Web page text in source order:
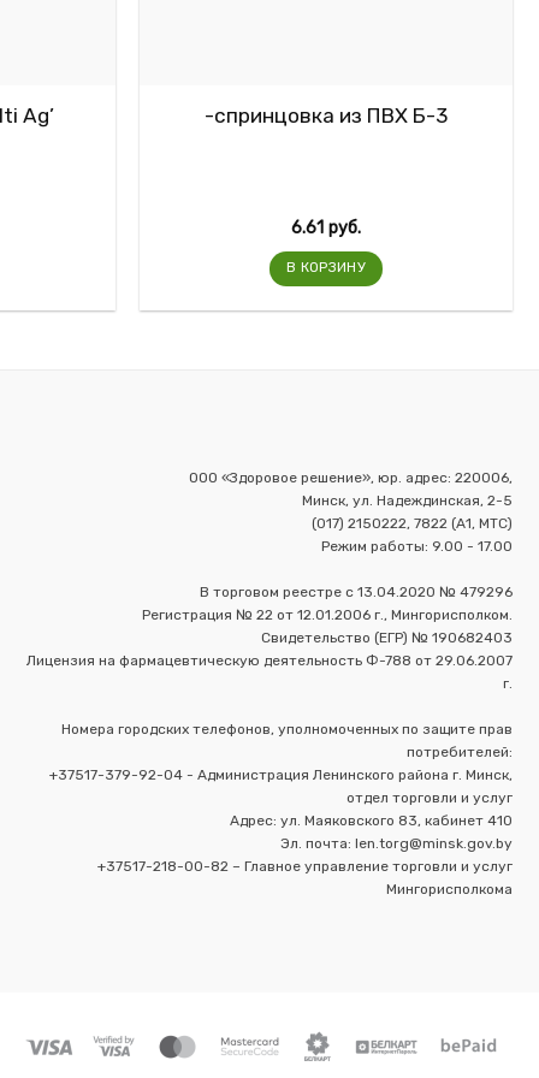
Ag’ -спринцовка из ПВХ Б-3
6.61 руб.
В КОРЗИНУ
ООО «Здоровое решение», юр. адрес: 220006,
Минск, ул. Надеждинская, 2-5
(017) 2150222, 7822 (А1, МТС)
Режим работы: 9.00 - 17.00
В торговом реестре с 13.04.2020 № 479296
Регистрация № 22 от 12.01.2006 г., Мингорисполком.
Свидетельство (ЕГР) № 190682403
Лицензия на фармацевтическую деятельность Ф-788 от 29.06.2007
г.
Номера городских телефонов, уполномоченных по защите прав
потребителей:
+37517-379-92-04 - Администрация Ленинского района г. Минск,
отдел торговли и услуг
Адрес: ул. Маяковского 83, кабинет 410
Эл. почта: len.torg@minsk.gov.by
+37517-218-00-82 – Главное управление торговли и услуг
Мингорисполкома